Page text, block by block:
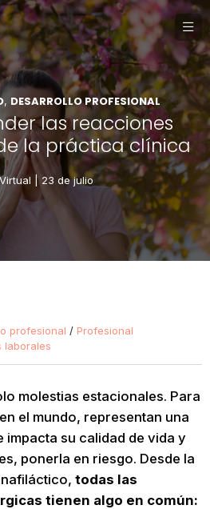
, DESARROLLO PROFESIONAL
las reacciones
la práctica clínica
| 23 de julio
profesional / Profesional
laborales
molestias estacionales. Para
el mundo, representan una
su calidad de vida y
ponerla en riesgo. Desde la
todas las
tienen algo en común: